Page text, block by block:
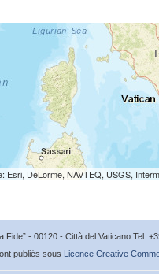
DeLorme, NAVTEQ, USGS,
Fide” - 00120 - Città del Vaticano Tel.
publiés sous Licence Creative